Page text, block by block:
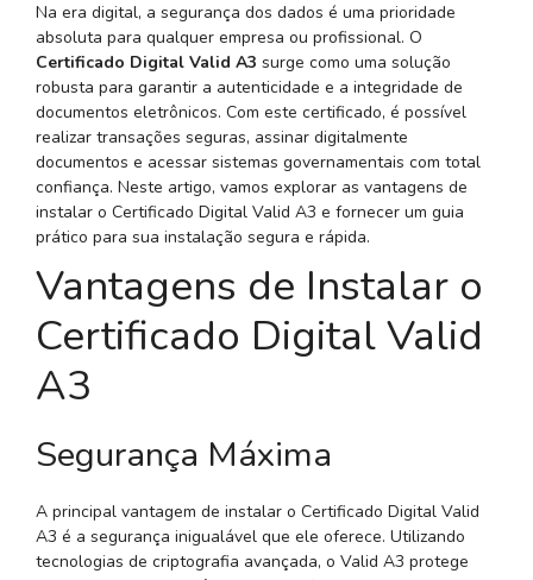
Na era digital, a segurança dos dados é uma prioridade
absoluta para qualquer empresa ou profissional. O
Certificado Digital Valid A3 surge como uma solução
robusta para garantir a autenticidade e a integridade de
documentos eletrônicos. Com este certificado, é possível
realizar transações seguras, assinar digitalmente
documentos e acessar sistemas governamentais com total
confiança. Neste artigo, vamos explorar as vantagens de
instalar o Certificado Digital Valid A3 e fornecer um guia
prático para sua instalação segura e rápida.
Vantagens de Instalar o
Certificado Digital Valid
A3
Segurança Máxima
A principal vantagem de instalar o Certificado Digital Valid
A3 é a segurança inigualável que ele oferece. Utilizando
tecnologias de criptografia avançada, o Valid A3 protege